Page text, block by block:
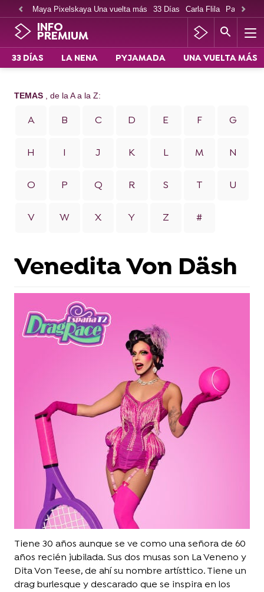
Maya Pixelskaya Una vuelta más 33 Días Carla Flila Paco
INFO
PREMIUM
33 DÍAS LA NENA PYJAMADA UNA VUELTA MÁS
TEMAS , de la A a la Z:
A B C D E F G
H I J K L M N
O P Q R S T U
V W X Y Z #
Venedita Von Däsh
Tiene 30 años aunque se ve como una señora de 60
años recién jubilada. Sus dos musas son La Veneno y
Dita Von Teese, de ahí su nombre artísttico. Tiene un
drag burlesque y descarado que se inspira en los